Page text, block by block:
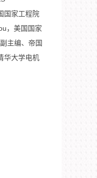
国家工程院
，美国国家
主编、帝国
华大学电机